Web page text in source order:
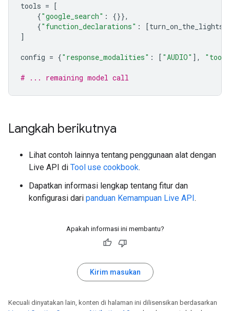
tools = [
{"google_search" :
{}},
{"function_declarations" : [turn_on_the_lights
]
config = {"response_modalities" : [ "AUDIO" ],
# ... remaining model call
Langkah berikutnya
Lihat contoh lainnya tentang penggunaan alat dengan
Live API di Tool use cookbook.
Dapatkan informasi lengkap tentang fitur dan
konfigurasi dari panduan Kemampuan Live API.
Apakah informasi ini membantu?
Kirim masukan
Kecuali dinyatakan lain, konten di halaman ini dilisensikan berdasarkan